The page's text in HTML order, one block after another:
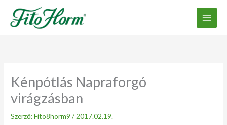
tartalomhoz
Kénpótlás Napraforgó
virágzásban
Szerző:Fito8horm9/ 2017.02.19.